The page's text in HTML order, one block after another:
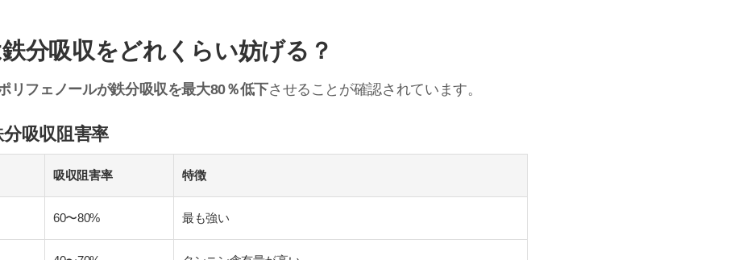
分吸収をどれくらい妨げる？
リフェノールが鉄分吸収を最大80％低下させることが確認されています。
吸収阻害率
吸収阻害率 特徴
60〜80% 最も強い